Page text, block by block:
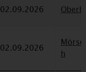
02.09.2026
02.09.2026
h